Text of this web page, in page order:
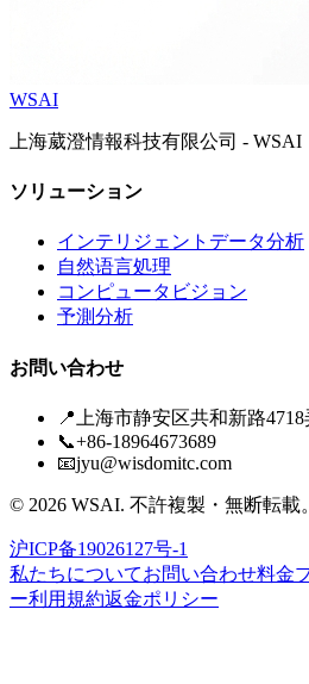
WSAI
上海葳澄情報科技有限公司 - WSAI
ソリューション
インテリジェントデータ分析
自然语言処理
コンピュータビジョン
予測分析
お問い合わせ
📍 上海市静安区共和新路
📞+86-18964673689
📧jyu@wisdomitc.com
© 2026 WSAI. 不許複製・無断転載。
沪ICP备19026127号-1
私たちについてお問い合わせ料金
ー利用規約返金ポリシー